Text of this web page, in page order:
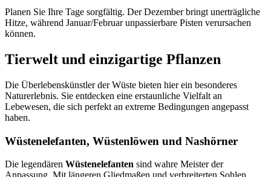
Planen Sie Ihre Tage sorgfältig. Der Dezember bringt unerträgliche
Hitze, während Januar/Februar unpassierbare Pisten verursachen
können.
Tierwelt und einzigartige Pflanzen
Die Überlebenskünstler der Wüste bieten hier ein besonderes
Naturerlebnis. Sie entdecken eine erstaunliche Vielfalt an
Lebewesen, die sich perfekt an extreme Bedingungen angepasst
haben.
Wüstenelefanten, Wüstenlöwen und Nashörner
Die legendären Wüstenelefanten sind wahre Meister der